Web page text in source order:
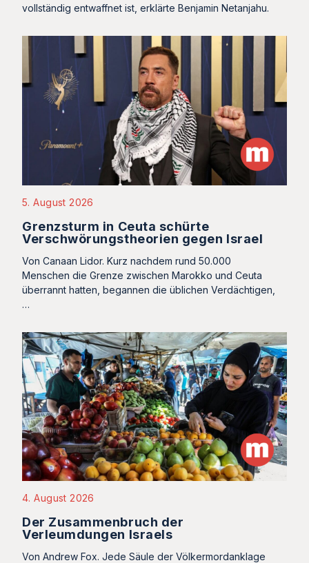
vollständig entwaffnet ist, erklärte Benjamin Netanjahu.
5. August 2026
Grenzsturm in Ceuta schürte
Verschwörungstheorien gegen Israel
Von Canaan Lidor. Kurz nachdem rund 50.000
Menschen die Grenze zwischen Marokko und Ceuta
überrannt hatten, begannen die üblichen Verdächtigen,
…
4. August 2026
Der Zusammenbruch der
Verleumdungen Israels
Von Andrew Fox. Jede Säule der Völkermordanklage